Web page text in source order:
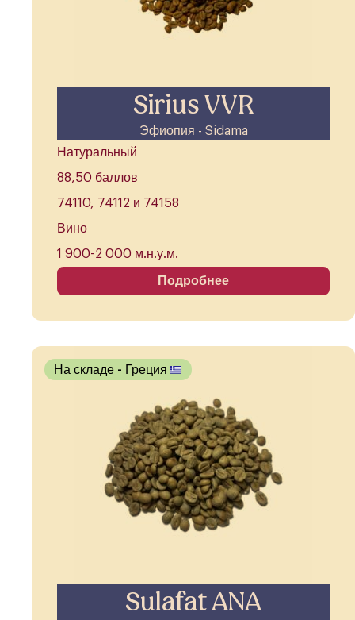
Sirius VVR
Эфиопия - Sidama
Натуральный
88,50 баллов
74110, 74112 и 74158
Вино
1 900-2 000 м.н.у.м.
Подробнее
Sulafat ANA
На складе - Греция